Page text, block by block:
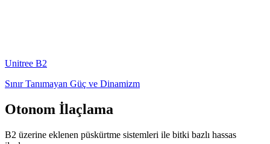
Unitree B2
Sınır Tanımayan Güç ve Dinamizm
Otonom İlaçlama
B2 üzerine eklenen püskürtme sistemleri ile bitki bazlı hassas